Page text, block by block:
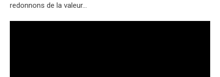
redonnons de la valeur...